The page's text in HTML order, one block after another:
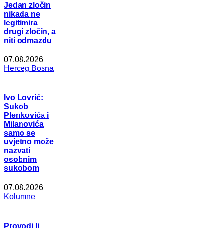
Jedan zločin
nikada ne
legitimira
drugi zločin, a
niti odmazdu
07.08.2026.
Herceg Bosna
Ivo Lovrić:
Sukob
Plenkovića i
Milanovića
samo se
uvjetno može
nazvati
osobnim
sukobom
07.08.2026.
Kolumne
Provodi li